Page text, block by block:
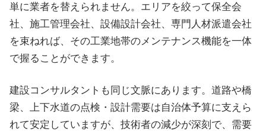
単に業者を替えられません。エリアを絞って保全会
社、施工管理会社、設備設計会社、専門人材派遣会社
を束ねれば、その工業地帯のメンテナンス機能を一体
で握ることができます。
建設コンサルタントも同じ文脈にあります。道路や橋
梁、上下水道の点検・設計需要は自治体予算に支えら
れて安定していますが、技術者の減少が深刻で、需要